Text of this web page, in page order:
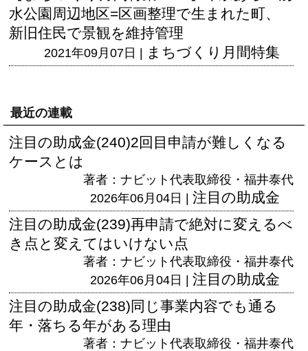
水公園周辺地区=区画整理で生まれた町、
新旧住民で景観を維持管理
2021年09月07日 | まちづくり月間特集
最近の連載
注目の助成金(240)2回目申請が難しくなる
ケースとは
著者：ナビット代表取締役・福井泰代
2026年06月04日 | 注目の助成金
注目の助成金(239)再申請で絶対に変えるべ
き点と変えてはいけない点
著者：ナビット代表取締役・福井泰代
2026年06月04日 | 注目の助成金
注目の助成金(238)同じ事業内容でも通る
年・落ちる年がある理由
著者：ナビット代表取締役・福井泰代